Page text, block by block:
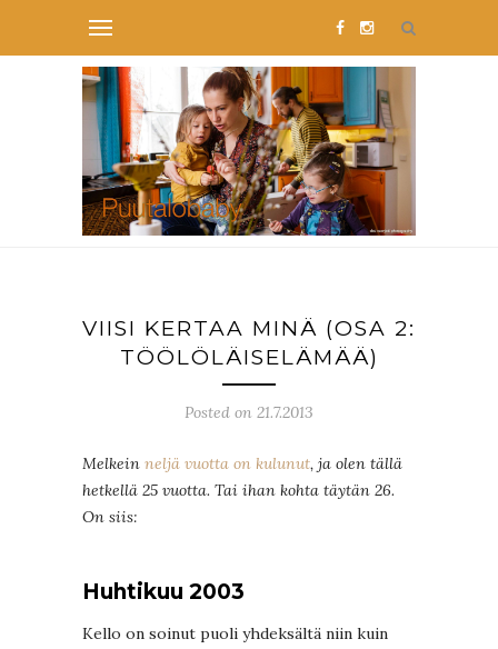
VIISI KERTAA MINÄ (OSA 2:
TÖÖLÖLÄISELÄMÄÄ)
Posted on 21.7.2013
Melkein neljä vuotta on kulunut, ja olen tällä
hetkellä 25 vuotta. Tai ihan kohta täytän 26.
On siis:
Huhtikuu 2003
Kello on soinut puoli yhdeksältä niin kuin